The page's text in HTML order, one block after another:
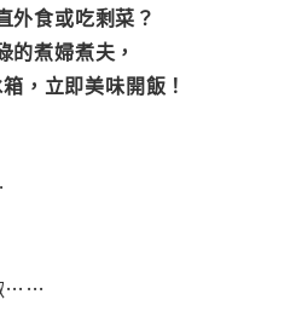
外食或吃剩菜？
的煮婦煮夫，
，立即美味開飯！
……